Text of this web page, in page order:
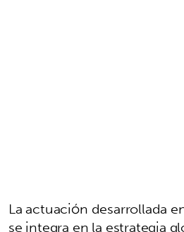
La actuación desarrollada
se integra en la estrategia